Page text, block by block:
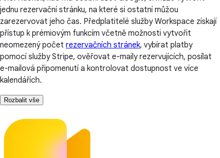
jednu rezervační stránku, na které si ostatní můžou
zarezervovat jeho čas. Předplatitelé služby Workspace získají
přístup k prémiovým funkcím včetně možnosti vytvořit
neomezený počet rezervačních stránek, vybírat platby
pomocí služby Stripe, ověřovat e-maily rezervujících, posílat
e-mailová připomenutí a kontrolovat dostupnost ve více
kalendářích.
Rozbalit vše